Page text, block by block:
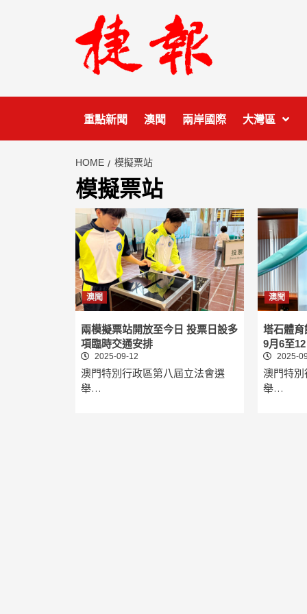
重點新聞 澳聞 兩岸國際 大灣區
HOME 模擬票站
模擬票站
澳聞
兩模擬票站開放至今日 投票日設多
項臨時交通安排
2025-09-12
澳門特別行政區第八屆立法會選
舉…
澳聞
塔石體
9月6至
2025-
澳門特
舉…